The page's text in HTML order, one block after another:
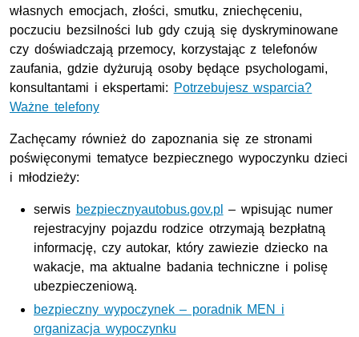
własnych emocjach, złości, smutku, zniechęceniu,
poczuciu bezsilności lub gdy czują się dyskryminowane
czy doświadczają przemocy, korzystając z telefonów
zaufania, gdzie dyżurują osoby będące psychologami,
konsultantami i ekspertami: Potrzebujesz wsparcia?
Ważne telefony
Zachęcamy również do zapoznania się ze stronami
poświęconymi tematyce bezpiecznego wypoczynku dzieci
i młodzieży:
serwis bezpiecznyautobus.gov.pl – wpisując numer
rejestracyjny pojazdu rodzice otrzymają bezpłatną
informację, czy autokar, który zawiezie dziecko na
wakacje, ma aktualne badania techniczne i polisę
ubezpieczeniową.
bezpieczny wypoczynek – poradnik MEN i
organizacja wypoczynku